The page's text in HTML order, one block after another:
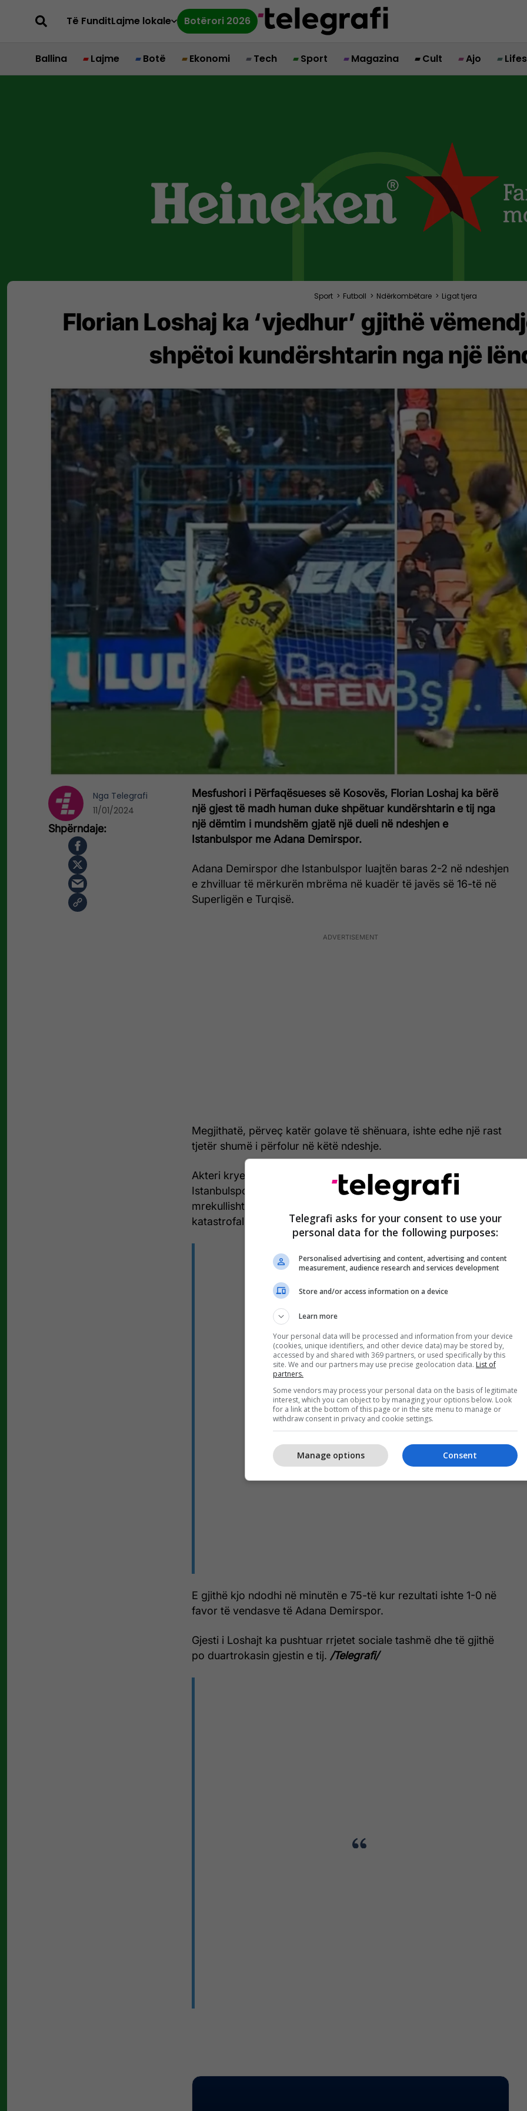
Të FunditLajme lokale Botërori 2026
Ballina Lajme Botë Ekonomi Tech Sport Magazina Cult Ajo
Sport > Futboll > Ndërkombëtare > Ligat tjera
Florian Loshaj ka ‘vjedhur’ gjithë
shpëtoi kundërshtarin nga një
Mesfushori i Përfaqësueses së Kosovës, Florian Loshaj ka bërë
një gjest të madh human duke shpëtuar kundërshtarin e tij nga
një dëmtim i mundshëm gjatë një dueli në ndeshjen e
Istanbulspor me Adana Demirspor.
Adana Demirspor dhe Istanbulspor luajtën baras 2-2 në ndeshjen
e zhvilluar të mërkurën mbrëma në kuadër të javës së 16-të në
Superligën e Turqisë.
Megjithatë, përveç katër golave të shënuara, ishte edhe një rast
tjetër shumë i përfolur në këtë ndeshje.
Akteri kryesor i saj ishte mesfushori i Kosovës dhe
Istanbulsporit, Florian Loshaj, i cili gjatë një aksioni shpëtoi
mrekullisht një kundërshtar nga një rrëzim që mund të ishte
katastrofal për të gjatë një dueli.
E gjithë kjo ndodhi në minutën e 75-të kur rezultati ishte 1-0 në
favor të vendasve të Adana Demirspor.
Gjesti i Loshajt ka pushtuar rrjetet sociale tashmë dhe të gjithë
po duartrokasin gjestin e tij. /Telegrafi/
Nga Telegrafi
11/01/2024
Telegrafi asks for your consent to use your
personal data for the following purposes:
Personalised advertising and content, advertising and content
measurement, audience research and services development
Store and/or access information on a device
Learn more
Your personal data will be processed and information from your device
(cookies, unique identifiers, and other device data) may be stored by,
accessed by and shared with 369 partners, or used specifically by this
site. We and our partners may use precise geolocation data. List of
partners.
Some vendors may process your personal data on the basis of legitimate
interest, which you can object to by managing your options below. Look
for a link at the bottom of this page or in the site menu to manage or
withdraw consent in privacy and cookie settings.
Consent
Manage options